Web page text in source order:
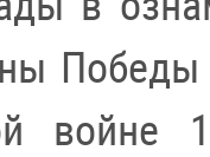
Победы